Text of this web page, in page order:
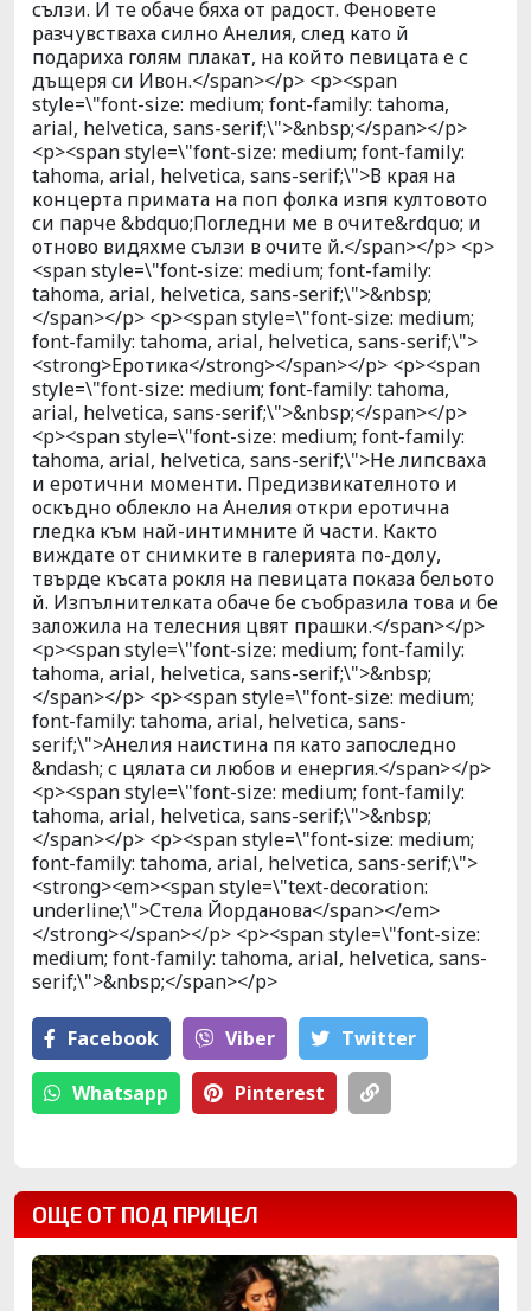
сълзи. И те обаче бяха от радост. Феновете
разчувстваха силно Анелия, след като й
подариха голям плакат, на който певицата е с
дъщеря си Ивон.</span></p> <p><span
style=\"font-size: medium; font-family: tahoma,
arial, helvetica, sans-serif;\">&nbsp;</span></p>
<p><span style=\"font-size: medium; font-family:
tahoma, arial, helvetica, sans-serif;\">В края на
концерта примата на поп фолка изпя култовото
си парче &bdquo;Погледни ме в очите&rdquo; и
отново видяхме сълзи в очите й.</span></p> <p>
<span style=\"font-size: medium; font-family:
tahoma, arial, helvetica, sans-serif;\">&nbsp;
</span></p> <p><span style=\"font-size: medium;
font-family: tahoma, arial, helvetica, sans-serif;\">
<strong>Еротика</strong></span></p> <p><span
style=\"font-size: medium; font-family: tahoma,
arial, helvetica, sans-serif;\">&nbsp;</span></p>
<p><span style=\"font-size: medium; font-family:
tahoma, arial, helvetica, sans-serif;\">Не липсваха
и еротични моменти. Предизвикателното и
оскъдно облекло на Анелия откри еротична
гледка към най-интимните й части. Както
виждате от снимките в галерията по-долу,
твърде късата рокля на певицата показа бельото
й. Изпълнителката обаче бе съобразила това и бе
заложила на телесния цвят прашки.</span></p>
<p><span style=\"font-size: medium; font-family:
tahoma, arial, helvetica, sans-serif;\">&nbsp;
</span></p> <p><span style=\"font-size: medium;
font-family: tahoma, arial, helvetica, sans-
serif;\">Анелия наистина пя като запоследно
&ndash; с цялата си любов и енергия.</span></p>
<p><span style=\"font-size: medium; font-family:
tahoma, arial, helvetica, sans-serif;\">&nbsp;
</span></p> <p><span style=\"font-size: medium;
font-family: tahoma, arial, helvetica, sans-serif;\">
<strong><em><span style=\"text-decoration:
underline;\">Стела Йорданова</span></em>
</strong></span></p> <p><span style=\"font-size:
medium; font-family: tahoma, arial, helvetica, sans-
serif;\">&nbsp;</span></p>
Facebook Viber Тwitter
Whatsapp Pinterest
ОЩЕ ОТ ПОД ПРИЦЕЛ